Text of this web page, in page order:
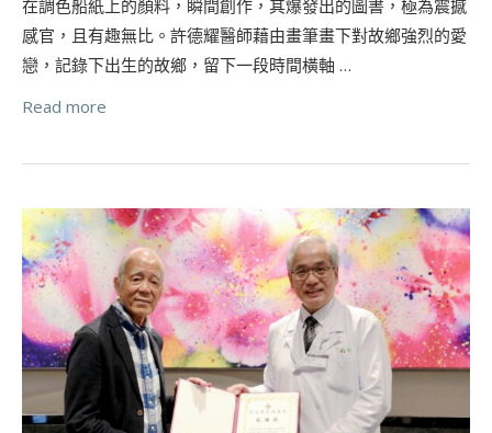
在調色船紙上的顏料，瞬間創作，其爆發出的圖書，極為震撼
感官，且有趣無比。許德耀醫師藉由畫筆畫下對故鄉強烈的愛
戀，記錄下出生的故鄉，留下一段時間橫軸 …
Read more